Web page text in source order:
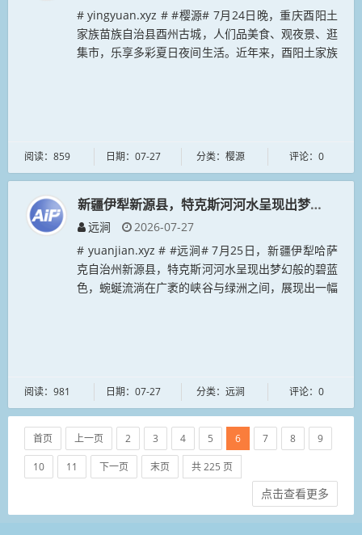
# yingyuan.xyz # #樱源# 7月24日晚，重庆酉阳土
家族苗族自治县酉州古城，人们品美食、观夜景、逛
集市，乐享多彩夏日夜间生活。近年来，酉阳土家族
阅读：859 日期：07-27 分类：樱源 评论：0
新疆伊犁新源县，特克斯河河水呈现出梦幻般的
远涧
2026-07-27
# yuanjian.xyz # #远涧# 7月25日，新疆伊犁哈萨
克自治州新源县，特克斯河河水呈现出梦幻般的碧蓝
色，蜿蜒流淌在广袤的峡谷与绿洲之间，展现出一幅
阅读：981 日期：07-27 分类：远涧 评论：0
首页 上一页 2 3 4 5 6 7 8 9
10 11 下一页 末页 共 225 页
点击查看更多